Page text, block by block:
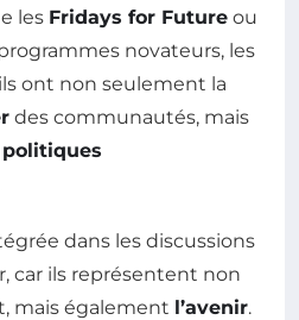
les Fridays for Future ou
novateurs, les
ont non seulement la
des communautés, mais
politiques
dans les discussions
car ils représentent non
mais également l’avenir.